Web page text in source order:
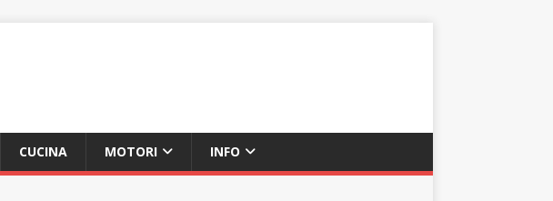
CUCINA MOTORI INFO